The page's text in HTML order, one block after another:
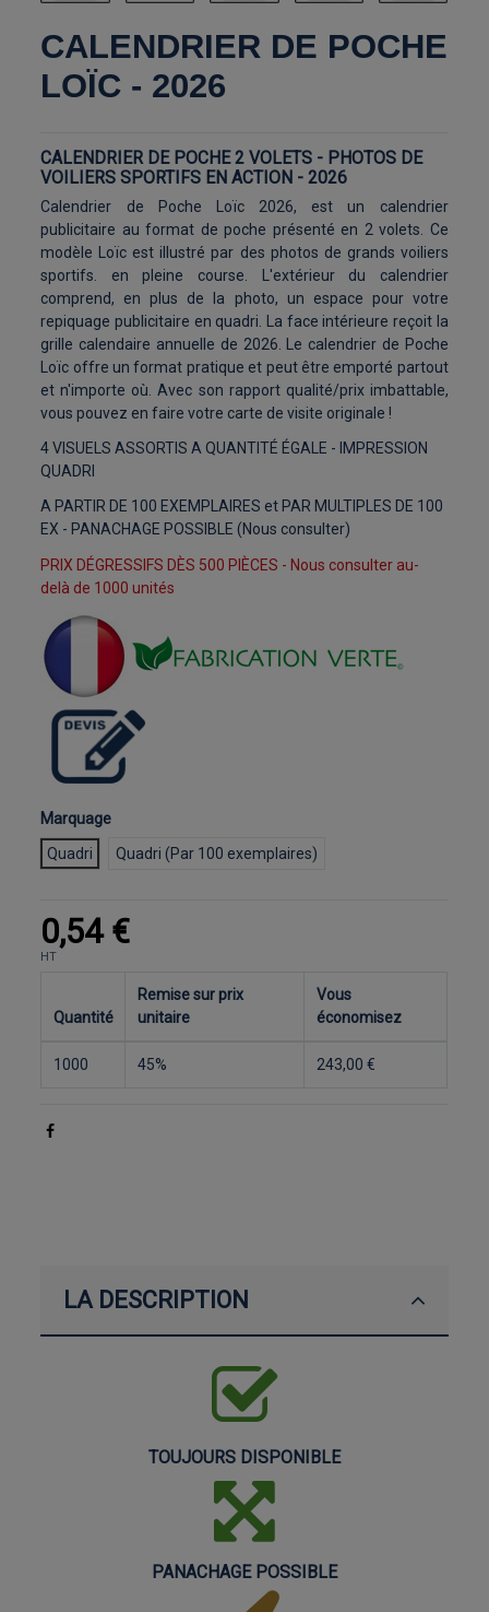
CALENDRIER DE POCHE
LOÏC - 2026
CALENDRIER DE POCHE 2 VOLETS - PHOTOS DE
VOILIERS SPORTIFS EN ACTION - 2026
Calendrier de Poche Loïc 2026, est un calendrier
publicitaire au format de poche présenté en 2 volets. Ce
modèle Loïc est illustré par des photos de grands voiliers
sportifs. en pleine course. L'extérieur du calendrier
comprend, en plus de la photo, un espace pour votre
repiquage publicitaire en quadri. La face intérieure reçoit la
grille calendaire annuelle de 2026. Le calendrier de Poche
Loïc offre un format pratique et peut être emporté partout
et n'importe où. Avec son rapport qualité/prix imbattable,
vous pouvez en faire votre carte de visite originale !
4 VISUELS ASSORTIS A QUANTITÉ ÉGALE - IMPRESSION
QUADRI
A PARTIR DE 100 EXEMPLAIRES et PAR MULTIPLES DE 100
EX - PANACHAGE POSSIBLE (Nous consulter)
PRIX DÉGRESSIFS DÈS 500 PIÈCES - Nous consulter au-
delà de 1000 unités
Marquage
Quadri
Quadri (Par 100 exemplaires)
0,54 €
HT
Quantité
Remise sur prix
unitaire
Vous
économisez
1000 45% 243,00 €
LA DESCRIPTION
TOUJOURS DISPONIBLE
PANACHAGE POSSIBLE